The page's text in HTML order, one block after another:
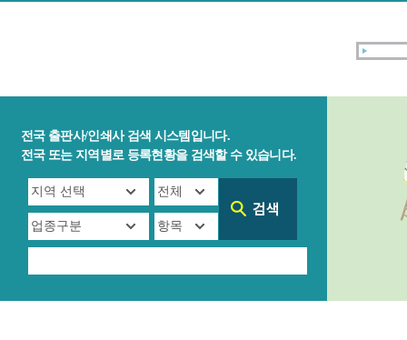
전국 출판사/인쇄사 검색 시스템입니다.
전국 또는 지역별로 등록현황을 검색할 수 있습니다.